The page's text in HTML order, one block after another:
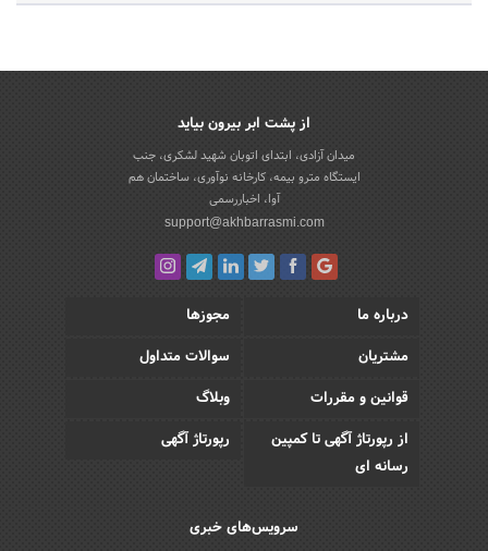
از پشت ابر بیرون بیاید
میدان آزادی، ابتدای اتوبان شهید لشکری، جنب
ایستگاه مترو بیمه، کارخانه نوآوری، ساختمان هم
آوا، اخباررسمی
support@akhbarrasmi.com
درباره ما
مجوزها
مشتریان
سوالات متداول
قوانین و مقررات
وبلاگ
از رپورتاژ آگهی تا کمپین
رسانه ای
رپورتاژ آگهی
سرویس‌های خبری